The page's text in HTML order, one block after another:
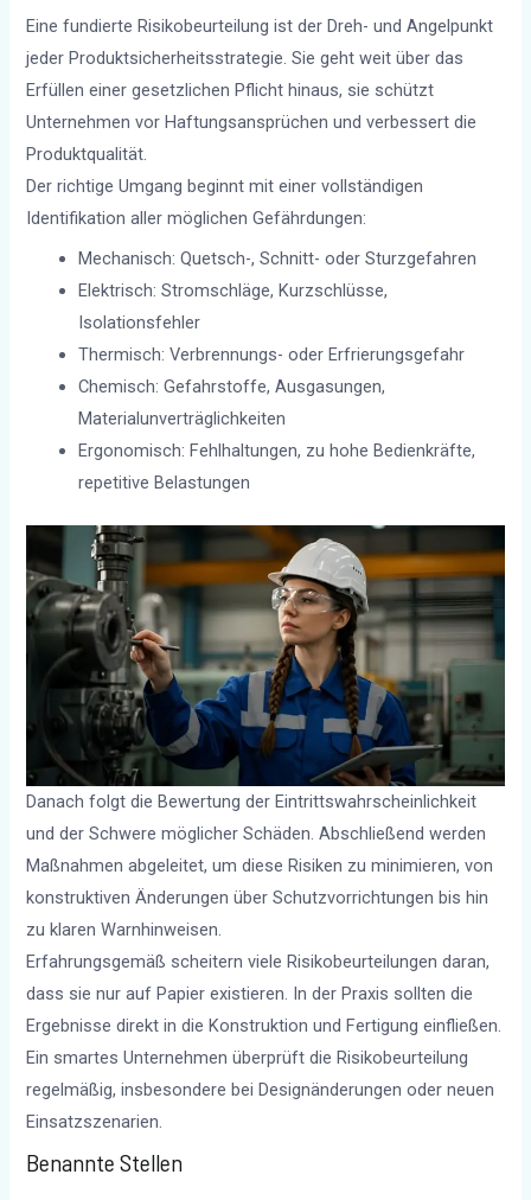
Eine fundierte Risikobeurteilung ist der Dreh- und Angelpunkt
jeder Produktsicherheitsstrategie. Sie geht weit über das
Erfüllen einer gesetzlichen Pflicht hinaus, sie schützt
Unternehmen vor Haftungsansprüchen und verbessert die
Produktqualität.
Der richtige Umgang beginnt mit einer vollständigen
Identifikation aller möglichen Gefährdungen:
Mechanisch: Quetsch-, Schnitt- oder Sturzgefahren
Elektrisch: Stromschläge, Kurzschlüsse,
Isolationsfehler
Thermisch: Verbrennungs- oder Erfrierungsgefahr
Chemisch: Gefahrstoffe, Ausgasungen,
Materialunverträglichkeiten
Ergonomisch: Fehlhaltungen, zu hohe Bedienkräfte,
repetitive Belastungen
Danach folgt die Bewertung der Eintrittswahrscheinlichkeit
und der Schwere möglicher Schäden. Abschließend werden
Maßnahmen abgeleitet, um diese Risiken zu minimieren, von
konstruktiven Änderungen über Schutzvorrichtungen bis hin
zu klaren Warnhinweisen.
Erfahrungsgemäß scheitern viele Risikobeurteilungen daran,
dass sie nur auf Papier existieren. In der Praxis sollten die
Ergebnisse direkt in die Konstruktion und Fertigung einfließen.
Ein smartes Unternehmen überprüft die Risikobeurteilung
regelmäßig, insbesondere bei Designänderungen oder neuen
Einsatzszenarien.
Benannte Stellen